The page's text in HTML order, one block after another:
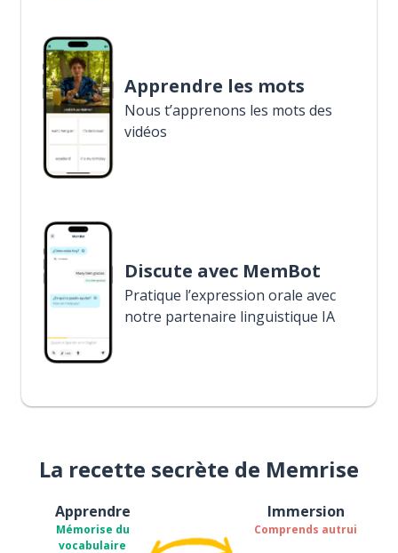
Apprendre les mots
Nous t’apprenons les mots des
vidéos
Discute avec MemBot
Pratique l’expression orale avec
notre partenaire linguistique IA
La recette secrète de Memrise
Apprendre
Mémorise du
vocabulaire
Immersion
Comprends autrui